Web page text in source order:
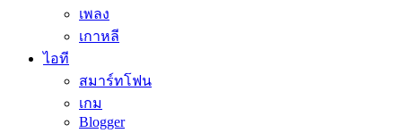
เพลง
เกาหลี
ไอที
สมาร์ทโฟน
เกม
Blogger